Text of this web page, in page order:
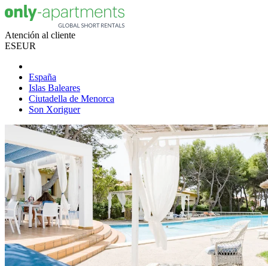
Atención al cliente
ESEUR
España
Islas Baleares
Ciutadella de Menorca
Son Xoriguer